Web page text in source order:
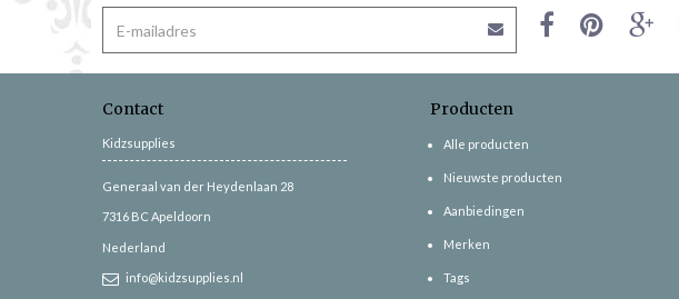
Contact
Kidzsupplies
Generaal van der Heydenlaan 28
7316 BC Apeldoorn
Nederland
info@kidzsupplies.nl
Producten
Alle producten
Nieuwste producten
Aanbiedingen
Merken
Tags